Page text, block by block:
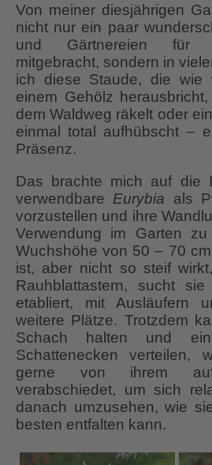
Von meiner diesjährigen
nicht nur ein paar
und Gärtnereien für
mitgebracht, sondern in
ich diese Staude, die wie
einem Gehölz
dem Waldweg räkelt oder
einmal total aufhübscht –
Präsenz.
Das brachte mich auf die
verwendbare Eurybia als
vorzustellen und ihre
Verwendung im Garten
Wuchshöhe von 50 – 70
ist, aber nicht so steif
Rauhblattastern, sucht
etabliert, mit Ausläufern
weitere Plätze. Trotzdem
Schach halten und
Schattenecken verteilen,
gerne von ihrem
verabschiedet, um sich
danach umzusehen, wie
besten entfalten kann.